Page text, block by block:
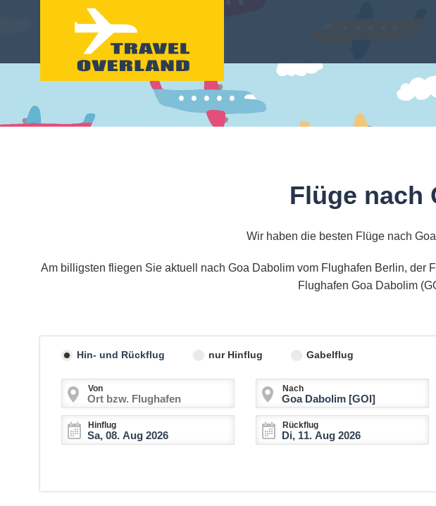
Flüge nach
Wir haben die besten Flüge nach
Am billigsten fliegen Sie aktuell nach Goa Dabolim vom Flughafen Berlin, der
Flughafen Goa Dabolim
Hin- und Rückflug nur Hinflug Gabelflug
Von Nach
Hinflug Rückflug